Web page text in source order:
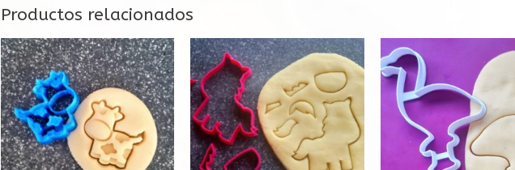
Productos relacionados